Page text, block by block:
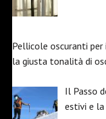
Pellicole oscuranti per
la giusta tonalità di
Il Passo
estivi e la